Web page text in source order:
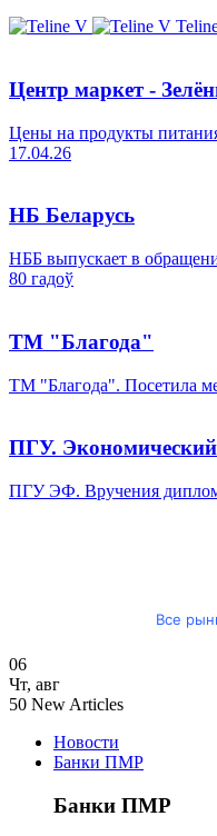
Центр маркет -
Цены на продукты
17.04.26
НБ Беларусь
НББ выпускает в
80 гадоў
ТМ "Благода"
ТМ "Благода". Посетила
ПГУ. Экономический
ПГУ ЭФ. Вручения
Все
06
Чт, авг
50 New Articles
Новости
Банки ПМР
Банки ПМР